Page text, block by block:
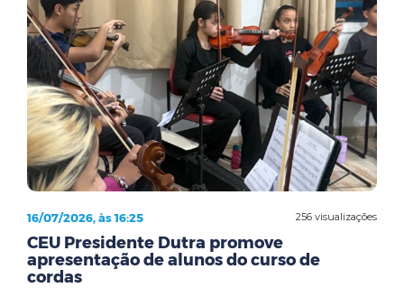
256 visualizações
16/07/2026, às 16:25
CEU Presidente Dutra promove
apresentação de alunos do curso de
cordas